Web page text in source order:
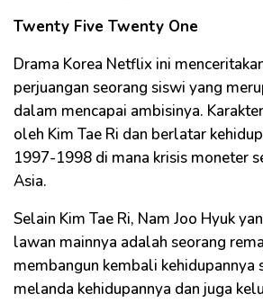
Twenty Five Twenty One
Drama Korea Netflix ini
perjuangan seorang siswi yang
dalam mencapai ambisinya.
oleh Kim Tae Ri dan berlatar
1997-1998 di mana krisis moneter
Asia.
Selain Kim Tae Ri, Nam Joo Hyuk
lawan mainnya adalah seorang
membangun kembali kehidupannya
melanda kehidupannya dan juga